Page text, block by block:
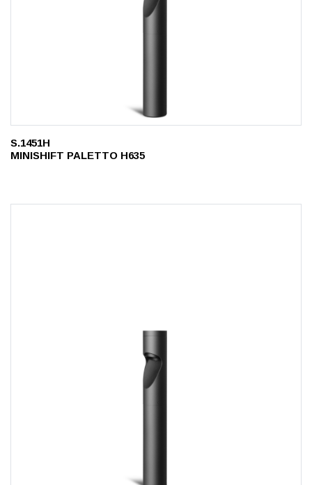
S.1451H
MINISHIFT PALETTO H635